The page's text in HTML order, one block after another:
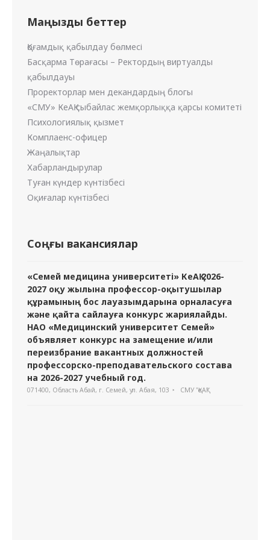
Маңызды беттер
Қоғамдық қабылдау бөлмесі
Басқарма Төрағасы – Ректордың виртуалды
қабылдауы
Проректорлар мен декандардың блогы
«СМУ» КеАҚ сыбайлас жемқорлыққа қарсы комитеті
Психологиялық қызмет
Комплаенс-офицер
Жаңалықтар
Хабарландырулар
Туған күндер күнтізбесі
Оқиғалар күнтізбесі
Соңғы вакансиялар
«Семей медицина университеті» КеАҚ 2026-
2027 оқу жылына профессор-оқытушылар
құрамының бос лауазымдарына орналасуға
және қайта сайлауға конкурс жариялайды.
НАО «Медицинский университет Семей»
объявляет конкурс на замещение и/или
переизбрание вакантных должностей
профессорско-преподавательского состава
на 2026-2027 учебный год.
071400, Область Абай, г. Семей, ул. Абая, 103 СМУ "ҚеАҚ"